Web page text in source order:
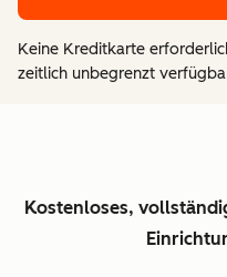
Keine Kreditkarte
zeitlich unbegrenzt
Kostenloses,